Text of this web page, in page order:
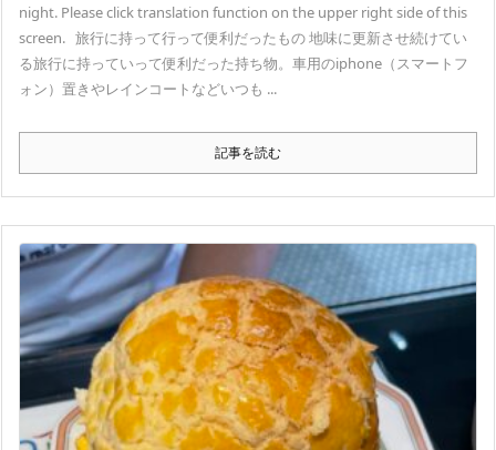
night. Please click translation function on the upper right side of this
screen. 旅行に持って行って便利だったもの 地味に更新させ続けてい
る旅行に持っていって便利だった持ち物。車用のiphone（スマートフ
ォン）置きやレインコートなどいつも ...
記事を読む